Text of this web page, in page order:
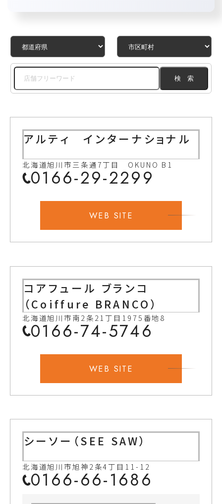
アルティ インターナショナル
北海道旭川市三条通7丁目 OKUNO B1
0166-29-2299
WEB SITE
コアフュール ブランコ
（Coiffure BRANCO）
北海道旭川市南2条21丁目1975番地8
0166-74-5746
WEB SITE
シーソー（SEE SAW）
北海道旭川市旭神2条4丁目11-12
0166-66-1686